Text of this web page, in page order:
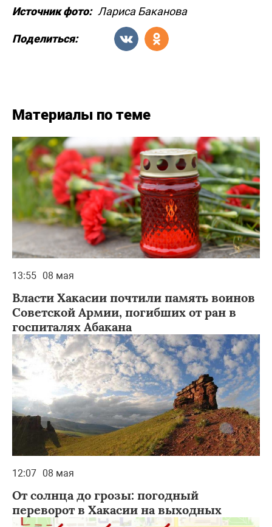
Источник фото: Лариса Баканова
Поделиться:
Материалы по теме
13:55 08 мая
Власти Хакасии почтили память воинов
Советской Армии, погибших от ран в
госпиталях Абакана
12:07 08 мая
От солнца до грозы: погодный
переворот в Хакасии на выходных